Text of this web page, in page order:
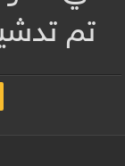
تم